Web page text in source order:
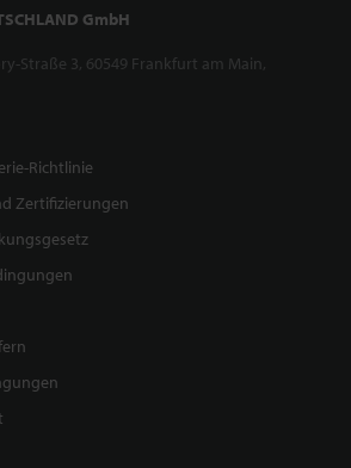
GmbH
Straße 3, 60549 Frankfurt am Main,
Richtlinie
Zertifizierungen